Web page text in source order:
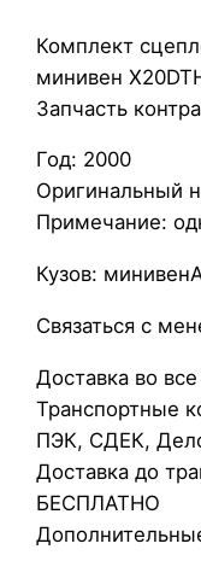
К
о
м
л
е
к
т
с
ц
п
л
е
н
и
я
Комплект
минивен
Запчасть
Год: 2000
Оригинальный
Примечание:
Кузов:
Связаться с
Доставка во
Транспортные
ПЭК, СДЕК,
Доставка до
БЕСПЛАТНО